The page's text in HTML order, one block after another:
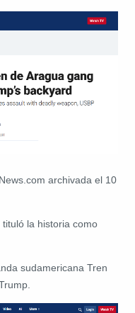
archivada el 10
tituló la historia como
sudamericana Tren